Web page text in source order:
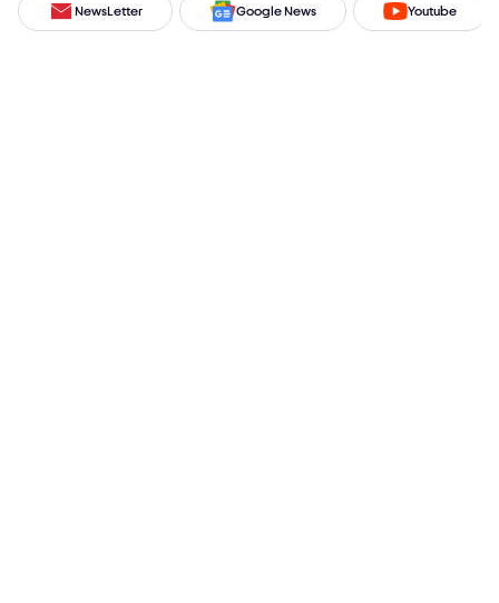
NewsLetter Google News Youtube